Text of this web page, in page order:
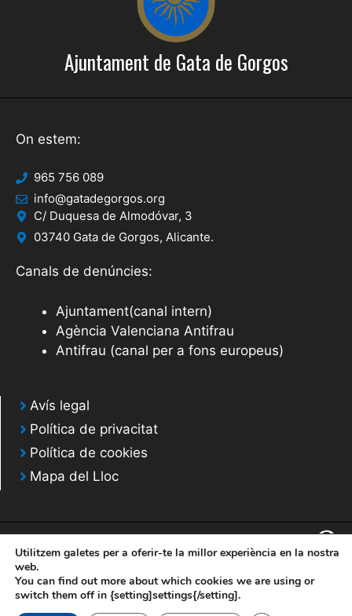
Ajuntament de Gata de Gorgos
On estem:
965 756 089
info@gatadegorgos.org
C/ Duquesa de Almodóvar, 3
03740 Gata de Gorgos, Alicante.
Canals de denúncies:
Ajuntament(canal intern)
Agència Valenciana Antifrau
Antifrau (canal per a fons europeus)
Avís legal
Política de privacitat
Política de cookies
Mapa del Lloc
© 2020 Web desarrollada por el Servicio de Informática de Diputación de
Alicante
Utilitzem galetes per a oferir-te la millor experiència en la nostra
web.
You can find out more about which cookies we are using or
switch them off in {setting]settings{/setting].